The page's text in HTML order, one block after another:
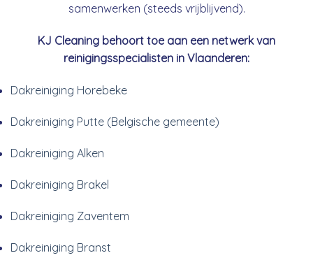
samenwerken (steeds vrijblijvend).
KJ Cleaning behoort toe aan een netwerk van
reinigingsspecialisten in Vlaanderen:
Dakreiniging Horebeke
Dakreiniging Putte (Belgische gemeente)
Dakreiniging Alken
Dakreiniging Brakel
Dakreiniging Zaventem
Dakreiniging Branst